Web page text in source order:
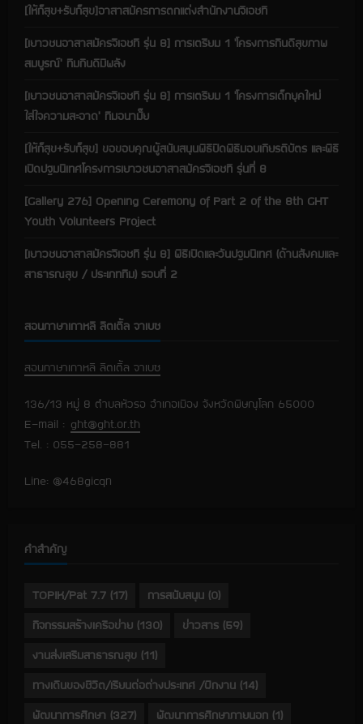
[ให้ก็สุข+รับก็สุข]อาสาสมัครการตกแต่งสำนักงานจีเอชที
[เยาวชนอาสาสมัครจีเอชที รุ่น 8] การเตรียม 1 ‘โครงการกินดีสุขภาพ
สมบูรณ์’ ทีมกินดีมีพลัง
[เยาวชนอาสาสมัครจีเอชที รุ่น 8] การเตรียม 1 ‘โครงการเด็กยุคใหม่
ใส่ใจความสะอาด’ ทีมอนามั๊ย
[ให้ก็สุข+รับก็สุข] ขอขอบคุณผู้สนับสนุนพิธีปิดพิธีมอบเกียรติบัตร และพิธี
เปิดปฐมนิเทศโครงการเยาวชนอาสาสมัครจีเอชที รุ่นที่ 8
[Gallery 276] Opening Ceremony of Part 2 of the 8th GHT
Youth Volunteers Project
[เยาวชนอาสาสมัครจีเอชที รุ่น 8] พิธีเปิดและวันปฐมนิเทศ (ด้านสังคมและ
สาธารณสุข / ประเภททีม) รอบที่ 2
สอนภาษาเกาหลี ลิตเติ้ล จาเบซ
สอนภาษาเกาหลี ลิตเติ้ล จาเบซ
136/13 หมู่ 8 ตำบลหัวรอ อำเภอเมือง จังหวัดพิษณุโลก 65000
E-mail : ght@ght.or.th
Tel. : 055-258-881
Line: @468gicqn
คำสำคัญ
TOPIK/Pat 7.7 (17) การสนับสนุน (0)
กิจกรรมสร้างเครือข่าย (130) ข่าวสาร (59)
งานส่งเสริมสาธารณสุข (11)
ทางเดินของชีวิต/เรียนต่อต่างประเทศ /ฝึกงาน (14)
พัฒนาการศึกษา (327) พัฒนาการศึกษาภายนอก (1)